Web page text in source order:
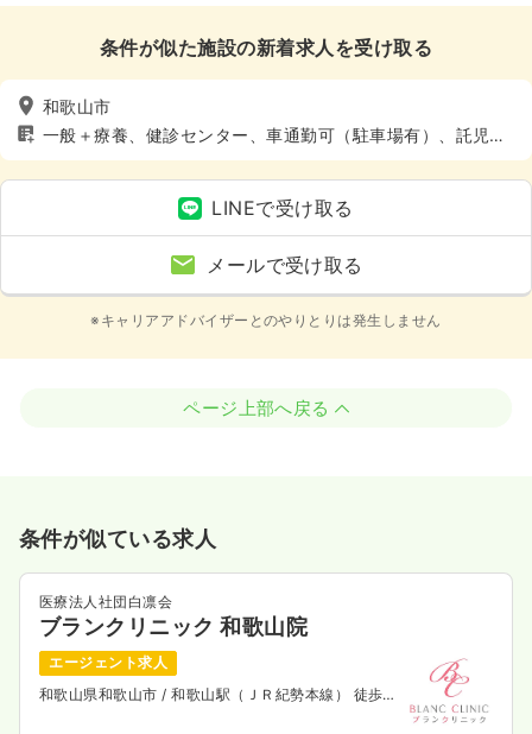
条件が似た施設の新着求人を受け取る
和歌山市
一般＋療養、健診センター、車通勤可（駐車場有）、託児所
あり
LINEで受け取る
メールで受け取る
※キャリアアドバイザーとのやりとりは発生しません
ページ上部へ戻る
条件が似ている求人
医療法人社団白凛会
ブランクリニック 和歌山院
エージェント求人
和歌山県和歌山市 / 和歌山駅（ＪＲ紀勢本線） 徒歩2